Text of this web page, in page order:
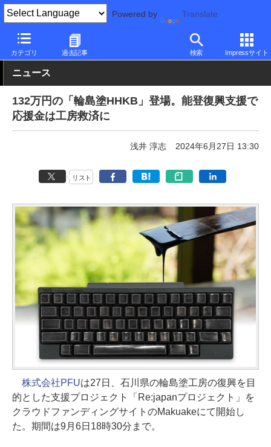
Powered by Translate
カテゴリ 過去記事 検索 Impressサイト
PC Watch 半導体/周辺機器 その他
ニュース
132万円の「輪島塗HHKB」登場。能登復興支援で
応援金は工房救済に
浅井 淳志 2024年6月27日 13:30
リスト
株式会社PFUは27日、石川県の輪島塗工房の復興を目
的とした支援プロジェクト「Re:japanプロジェクト」を
クラウドファンディングサイトのMakuakeにて開始し
た。期間は9月6日18時30分まで。